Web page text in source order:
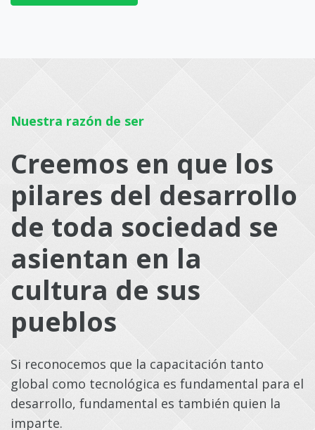
Nuestra razón de ser
Creemos en que los
pilares del desarrollo
de toda sociedad se
asientan en la
cultura de sus
pueblos
Si reconocemos que la capacitación tanto
global como tecnológica es fundamental para el
desarrollo, fundamental es también quien la
imparte.